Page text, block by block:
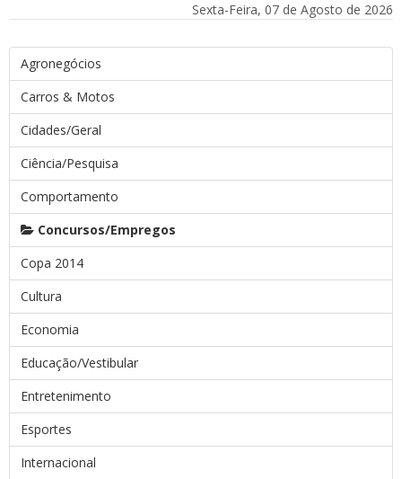
Sexta-Feira, 07 de Agosto de 2026
Agronegócios
Carros & Motos
Cidades/Geral
Ciência/Pesquisa
Comportamento
Concursos/Empregos
Copa 2014
Cultura
Economia
Educação/Vestibular
Entretenimento
Esportes
Internacional